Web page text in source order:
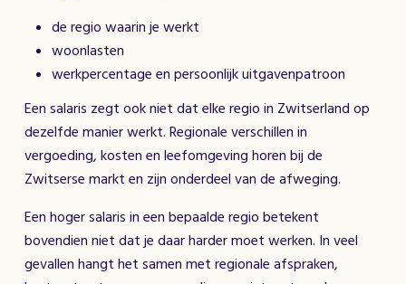
de regio waarin je werkt
woonlasten
werkpercentage en persoonlijk uitgavenpatroon
Een salaris zegt ook niet dat elke regio in Zwitserland op
dezelfde manier werkt. Regionale verschillen in
vergoeding, kosten en leefomgeving horen bij de
Zwitserse markt en zijn onderdeel van de afweging.
Een hoger salaris in een bepaalde regio betekent
bovendien niet dat je daar harder moet werken. In veel
gevallen hangt het samen met regionale afspraken,